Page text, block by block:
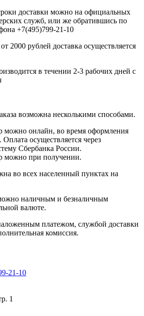
доставки можно на официальных
служб, или же обратившись по
+7(495)799-21-10
2000 рублей доставка осуществляется
в течении 2-3 рабочих дней с
возможна несколькими способами.
можно онлайн, во время оформления
Оплата осуществляется через
Сбербанка России.
можно при получении.
во всех населенный пунктах на
наличным и безналичным
валюте.
платежом, службой доставки
комиссия.
21-10
1